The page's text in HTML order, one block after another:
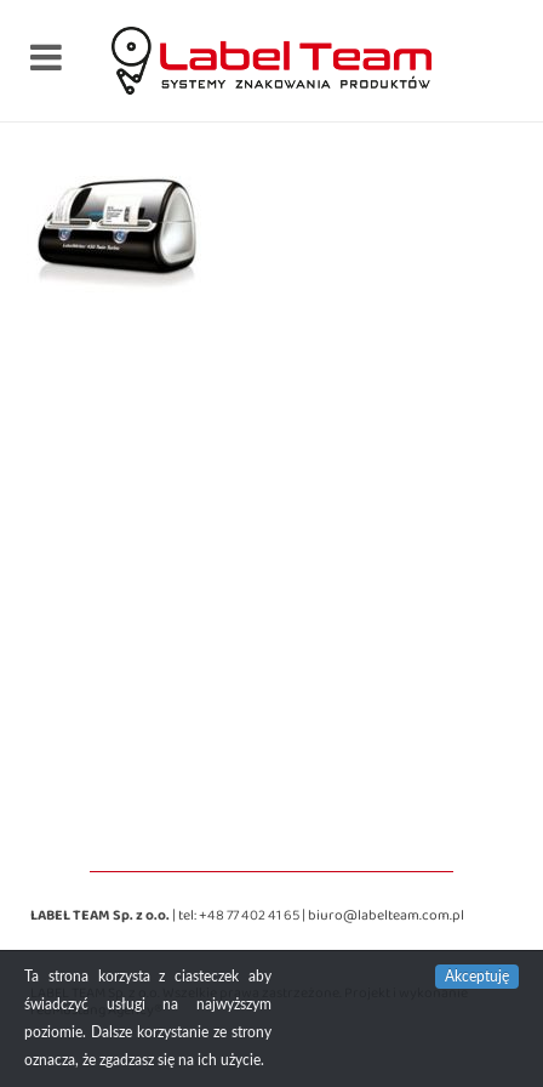
LABEL TEAM Sp. z o.o.| tel:+48 77 402 41 65|biuro@labelteam.com.pl
LABEL TEAM Sp. z o.o. Wszelkie prawa zastrzeżone. Projekt i wykonanie
redMustang Agency®
Ta strona korzysta z ciasteczek aby
świadczyć usługi na najwyższym
poziomie. Dalsze korzystanie ze strony
oznacza, że zgadzasz się na ich użycie.
Akceptuję